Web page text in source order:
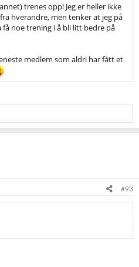
trenes opp! Jeg er heller ikke
hverandre, men tenker at jeg på
noe trening i å bli litt bedre på
medlem som aldri har fått et
#93